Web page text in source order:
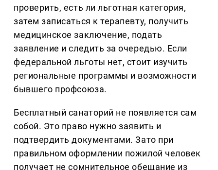
проверить, есть ли льготная категория,
затем записаться к терапевту, получить
медицинское заключение, подать
заявление и следить за очередью. Если
федеральной льготы нет, стоит изучить
региональные программы и возможности
бывшего профсоюза.
Бесплатный санаторий не появляется сам
собой. Это право нужно заявить и
подтвердить документами. Зато при
правильном оформлении пожилой человек
получает не сомнительное обещание из